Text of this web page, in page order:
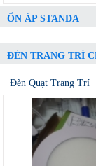
ỔN ÁP STANDA
ĐÈN TRANG TRÍ
Đèn Quạt Trang Trí